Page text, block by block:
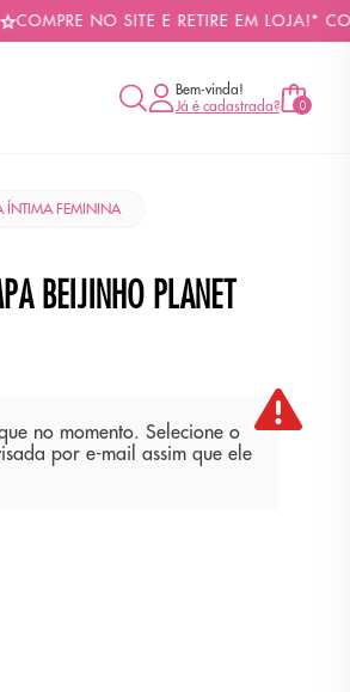
NO SITE E RETIRE EM LOJA!*
Bem-vinda!
Já é cadastrada?
0
ÍNTIMA FEMININA
BEIJINHO PLANET
no momento. Selecione o
por e-mail assim que ele